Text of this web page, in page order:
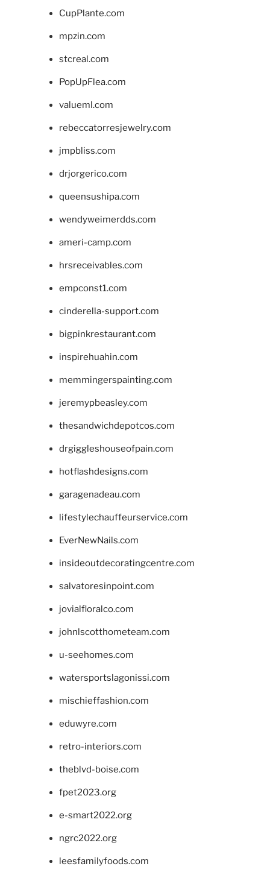
CupPlante.com
mpzin.com
stcreal.com
PopUpFlea.com
valueml.com
rebeccatorresjewelry.com
jmpbliss.com
drjorgerico.com
queensushipa.com
wendyweimerdds.com
ameri-camp.com
hrsreceivables.com
empconst1.com
cinderella-support.com
bigpinkrestaurant.com
inspirehuahin.com
memmingerspainting.com
jeremypbeasley.com
thesandwichdepotcos.com
drgiggleshouseofpain.com
hotflashdesigns.com
garagenadeau.com
lifestylechauffeurservice.com
EverNewNails.com
insideoutdecoratingcentre.com
salvatoresinpoint.com
jovialfloralco.com
johnlscotthometeam.com
u-seehomes.com
watersportslagonissi.com
mischieffashion.com
eduwyre.com
retro-interiors.com
theblvd-boise.com
fpet2023.org
e-smart2022.org
ngrc2022.org
leesfamilyfoods.com